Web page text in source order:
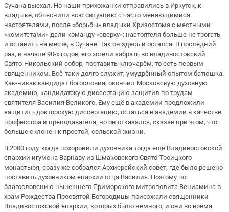
Сучана выехал. Но наши прихожанки отправились в Иркутск, к
владыке, объяснили всю ситуацию с часто меняющимися
настоятелями, после «борьбы» владыки Хризостома с местными
«комитетами» дали команду «сверху»: настоятеля больше не трогать
и оставить на месте, в Сучане. Так он здесь и остался. В последний
раз, в начале 90-х годов, его хотели забрать во владивостокский
Свято-Никольский собор, поставить ключарём, то есть первым
священником. Всё-таки долго служит, умудрённый опытом батюшка.
Как-никак кандидат богословия, окончил Московскую духовную
академию, кандидатскую диссертацию защитил по трудам
святителя Василия Великого. Ему ещё в академии предложили
защитить докторскую диссертацию, остаться в академии в качестве
профессора и преподавателя, но он отказался, сказав при этом, что
больше склонен к простой, сельской жизни.
В 2000 году, когда похоронили духовника тогда ещё Владивостокской
епархии игумена Варнаву из Шмаковского Свято-Троицкого
монастыря, сразу же собрался Архиерейский совет, где было решено
поставить духовником епархии отца Василия. Поэтому по
благословению нынешнего Приморского митрополита Вениамина в
храм Рождества Пресвятой Богородицы приезжали священники
Владивостокской епархии, которых было немного, и они во время